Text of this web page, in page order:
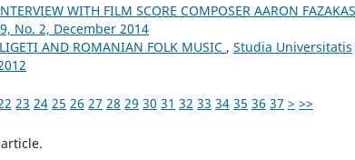
WITH FILM SCORE COMPOSER AARON
No. 2, December 2014
AND ROMANIAN FOLK MUSIC , Studia Universitatis
23 24 25 26 27 28 29 30 31 32 33 34 35 36 37 > >>